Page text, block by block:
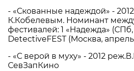
- «Скованные надеждой» -
К.Кобелевым. Номинант
фестивалей: 1 «Надежда» (СПб,
DetectiveFEST (Москва, апрель
- «С верой в муху» - 2012
СевЗапКино